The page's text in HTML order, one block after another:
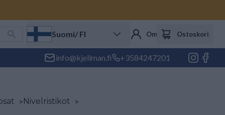
Suomi/ FI Oma tili Ostoskori
info@kjellman.fi +3584247201
>Nivelristikot >